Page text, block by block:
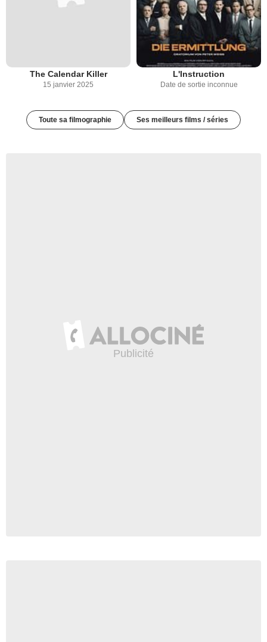
The Calendar Killer
15 janvier 2025
L'Instruction
Date de sortie inconnue
Toute sa filmographie Ses meilleurs films / séries